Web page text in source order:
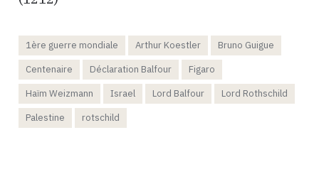
1ère guerre mondiale Arthur Koestler
Bruno Guigue
Centenaire
Déclaration Balfour
Figaro
Haïm Weizmann
Israel Lord Balfour
Lord Rothschild
Palestine
rotschild